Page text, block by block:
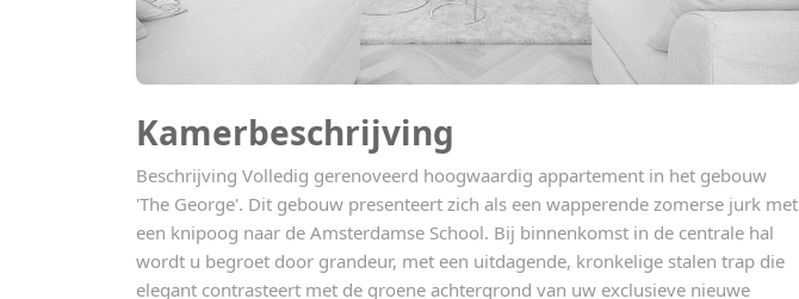
Kamerbeschrijving
Beschrijving Volledig gerenoveerd hoogwaardig appartement in het gebouw
'The George'. Dit gebouw presenteert zich als een wapperende zomerse jurk met
een knipoog naar de Amsterdamse School. Bij binnenkomst in de centrale hal
wordt u begroet door grandeur, met een uitdagende, kronkelige stalen trap die
elegant contrasteert met de groene achtergrond van uw exclusieve nieuwe